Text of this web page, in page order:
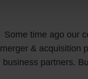
Some time ago our
merger & acquisition
business partners.